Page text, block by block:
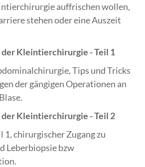
auffrischen wollen,
stehen oder eine Auszeit
der Kleintierchirurgie - Teil 1
Tips und Tricks
der gängigen Operationen an
der Kleintierchirurgie - Teil 2
1, chirurgischer Zugang zu
Leberbiopsie bzw